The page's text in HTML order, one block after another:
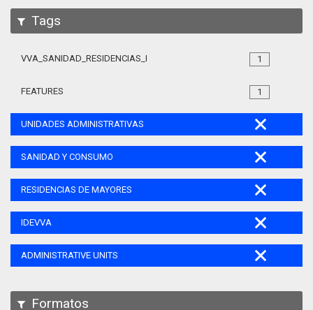
Tags
1
VVA_SANIDAD_RESIDENCIAS_MAYORES_105
1
FEATURES
UNIDADES ADMINISTRATIVAS
SANIDAD Y CONSUMO
RESIDENCIAS DE MAYORES
IDEVVA
ADMINISTRATIVE UNITS
Formatos